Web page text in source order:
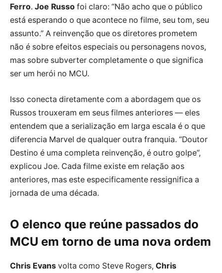
Ferro. Joe Russo foi claro: “Não acho que o público
está esperando o que acontece no filme, seu tom, seu
assunto.” A reinvenção que os diretores prometem
não é sobre efeitos especiais ou personagens novos,
mas sobre subverter completamente o que significa
ser um herói no MCU.
Isso conecta diretamente com a abordagem que os
Russos trouxeram em seus filmes anteriores — eles
entendem que a serialização em larga escala é o que
diferencia Marvel de qualquer outra franquia. “Doutor
Destino é uma completa reinvenção, é outro golpe”,
explicou Joe. Cada filme existe em relação aos
anteriores, mas este especificamente ressignifica a
jornada de uma década.
O elenco que reúne passados do
MCU em torno de uma nova ordem
Chris Evans volta como Steve Rogers, Chris